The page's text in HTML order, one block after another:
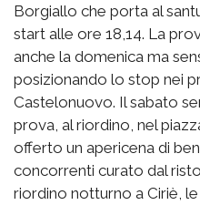
Borgiallo che porta al
start alle ore 18,14. La
anche la domenica ma
posizionando lo stop nei
Castelonuovo. Il sabato
prova, al riordino, nel
offerto un apericena di
concorrenti curato dal
riordino notturno a Ciriè,